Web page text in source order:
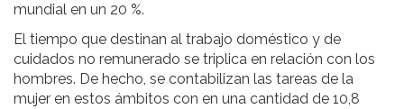
mundial en un 20 %.
El tiempo que destinan al trabajo doméstico y de
cuidados no remunerado se triplica en relación con los
hombres. De hecho, se contabilizan las tareas de la
mujer en estos ámbitos con en una cantidad de 10,8